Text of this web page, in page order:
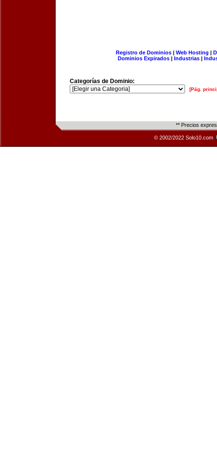
Registro de Dominios| Web Hosting |
Dominios Expirados | Industrias |
Categorías de Dominio:
[Pág.
** Precios
© 2002/2022 Solo10.com